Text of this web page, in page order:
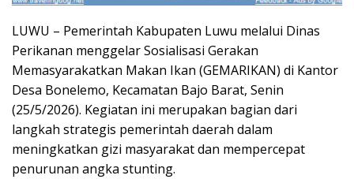
LUWU – Pemerintah Kabupaten Luwu melalui Dinas
Perikanan menggelar Sosialisasi Gerakan
Memasyarakatkan Makan Ikan (GEMARIKAN) di Kantor
Desa Bonelemo, Kecamatan Bajo Barat, Senin
(25/5/2026). Kegiatan ini merupakan bagian dari
langkah strategis pemerintah daerah dalam
meningkatkan gizi masyarakat dan mempercepat
penurunan angka stunting.